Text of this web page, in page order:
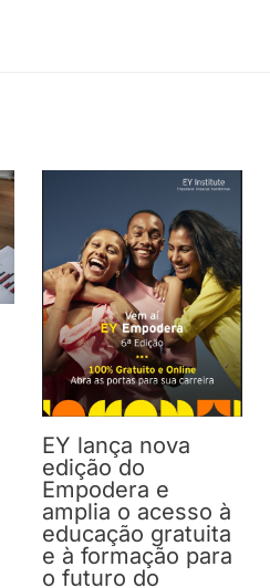
EY lança nova
edição do
Empodera e
amplia o acesso à
educação gratuita
e à formação para
o futuro do